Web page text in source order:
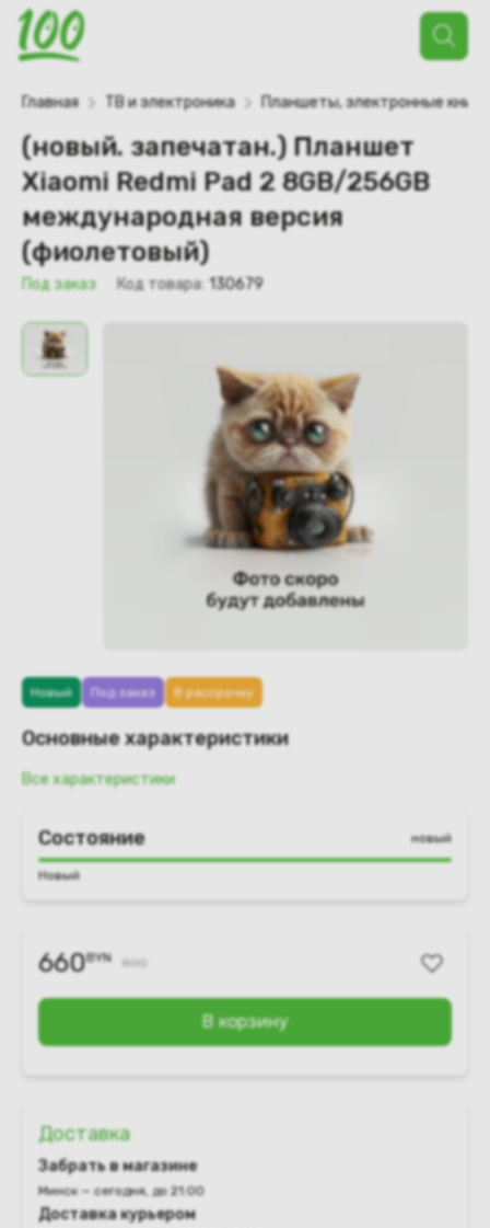
Поиск
товаров
Главная ТВ и электроника Планшеты, электронные книги
(новый. запечатан.) Планшет
Xiaomi Redmi Pad 2 8GB/256GB
международная версия
(фиолетовый)
Под заказ Код товара: 130679
Новый Под заказ В рассрочку
Основные характеристики
Все характеристики
Состояние новый
Новый
660BYN 800
В корзину
Доставка
Забрать в магазине
Минск — сегодня, до 21:00
Доставка курьером